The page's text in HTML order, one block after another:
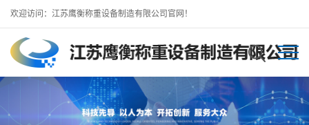
欢迎访问：江苏鹰衡称重设备制造有限公司官网！